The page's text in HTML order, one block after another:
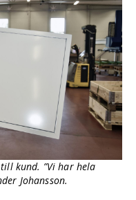
kund. ”Vi har hela
Johansson.